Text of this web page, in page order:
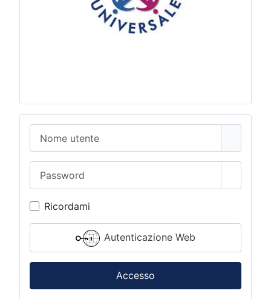
Ricordami
Autenticazione Web
Accesso